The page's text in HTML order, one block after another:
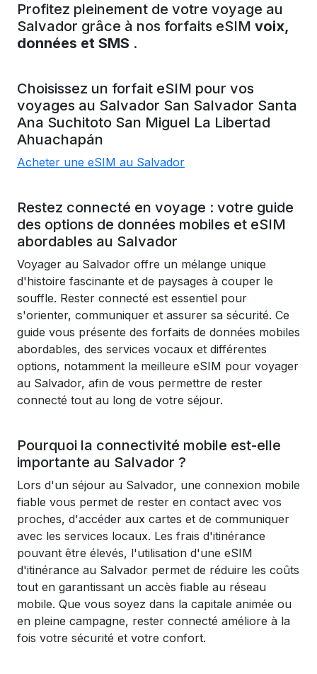
Profitez pleinement de votre voyage au
Salvador grâce à nos forfaits eSIM voix,
données et SMS .
Choisissez un forfait eSIM pour vos
voyages au Salvador San Salvador Santa
Ana Suchitoto San Miguel La Libertad
Ahuachapán
Acheter une eSIM au Salvador
Restez connecté en voyage : votre guide
des options de données mobiles et eSIM
abordables au Salvador
Voyager au Salvador offre un mélange unique
d'histoire fascinante et de paysages à couper le
souffle. Rester connecté est essentiel pour
s'orienter, communiquer et assurer sa sécurité. Ce
guide vous présente des forfaits de données mobiles
abordables, des services vocaux et différentes
options, notamment la meilleure eSIM pour voyager
au Salvador, afin de vous permettre de rester
connecté tout au long de votre séjour.
Pourquoi la connectivité mobile est-elle
importante au Salvador ?
Lors d'un séjour au Salvador, une connexion mobile
fiable vous permet de rester en contact avec vos
proches, d'accéder aux cartes et de communiquer
avec les services locaux. Les frais d'itinérance
pouvant être élevés, l'utilisation d'une eSIM
d'itinérance au Salvador permet de réduire les coûts
tout en garantissant un accès fiable au réseau
mobile. Que vous soyez dans la capitale animée ou
en pleine campagne, rester connecté améliore à la
fois votre sécurité et votre confort.